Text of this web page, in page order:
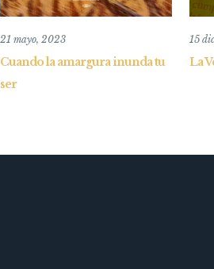
21 mayo, 2023
Cuando la amargura inunda tu
ser
15
La